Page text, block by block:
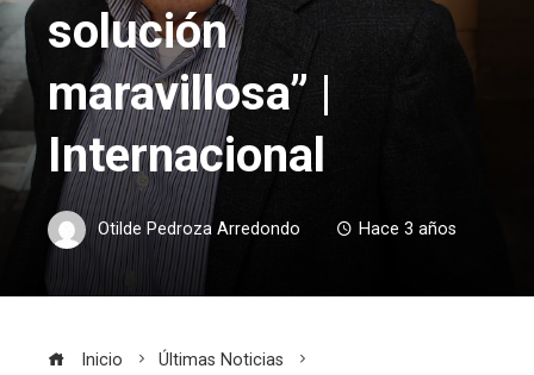
solución
maravillosa” |
Internacional
Otilde Pedroza Arredondo Hace 3 años
Inicio
Últimas Noticias